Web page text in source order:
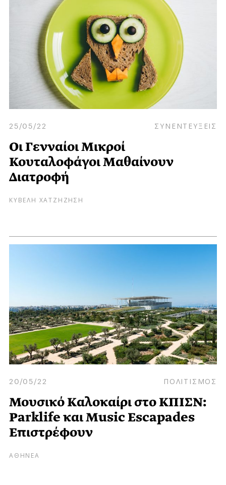
25/05/22 ΣΥΝΕΝΤΕΥΞΕΙΣ
Οι Γενναίοι Μικροί
Κουταλοφάγοι Μαθαίνουν
Διατροφή
ΚΥΒΕΛΗ ΧΑΤΖΗΖΗΣΗ
20/05/22 ΠΟΛΙΤΙΣΜΟΣ
Μουσικό Kαλοκαίρι στο ΚΠΙΣΝ:
Parklife και Music Escapades
Επιστρέφουν
ΑΘΗΝΕΑ